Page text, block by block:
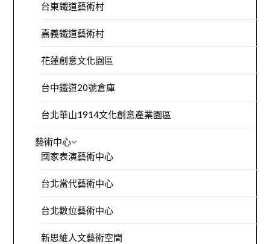
台東鐵道藝術村
嘉義鐵道藝術村
花蓮創意文化園區
台中鐵道20號倉庫
台北華山1914文化創意產業園區
藝術中心
國家表演藝術中心
台北當代藝術中心
台北數位藝術中心
新思維人文藝術空間